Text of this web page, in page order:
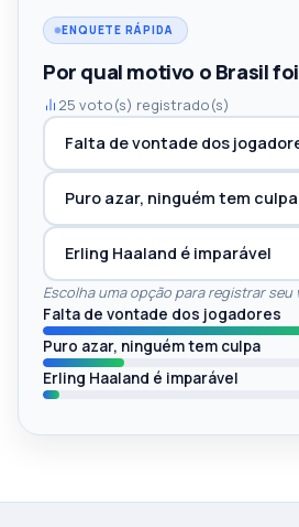
ENQUETE RÁPIDA
Por qual motivo o Brasil
25 voto(s) registrado(s)
Falta de vontade dos
Puro azar, ninguém tem culpa
Erling Haaland é imparável
Escolha uma opção para registrar seu
Falta de vontade dos jogadores
Puro azar, ninguém tem culpa
Erling Haaland é imparável